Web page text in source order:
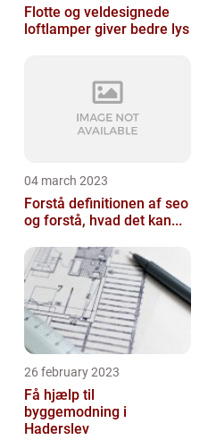
Flotte og veldesignede
loftlamper giver bedre lys
04 march 2023
Forstå definitionen af seo
og forstå, hvad det kan...
26 february 2023
Få hjælp til
byggemodning i
Haderslev